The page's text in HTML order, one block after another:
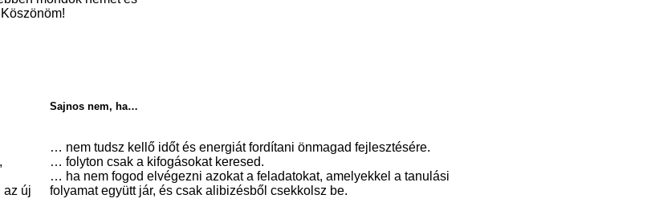
az új
Sajnos nem, ha…
… nem tudsz kellő időt és energiát fordítani önmagad fejlesztésére.
… folyton csak a kifogásokat keresed.
… ha nem fogod elvégezni azokat a feladatokat, amelyekkel a tanulási
folyamat együtt jár, és csak alibizésből csekkolsz be.